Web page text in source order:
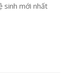
sinh mới nhất